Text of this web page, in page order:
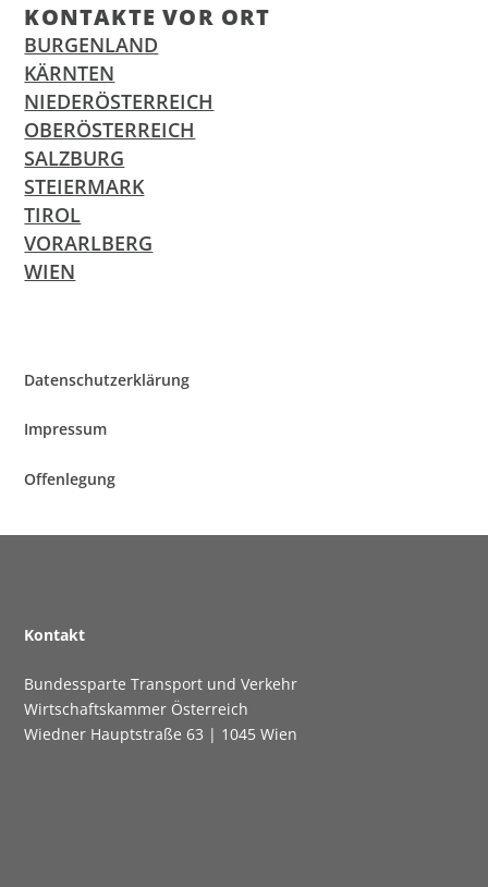
KON­TAK­TE VOR ORT
BURGENLAND
KÄRNTEN
NIEDERÖSTERREICH
OBERÖSTERREICH
SALZBURG
STEIERMARK
TIROL
VORARLBERG
WIEN
Daten­schutz­er­klä­rung
Impres­sum
Offen­le­gung
Kon­takt
Bun­des­spar­te Trans­port und Verkehr
Wirt­schafts­kam­mer Österreich
Wied­ner Haupt­stra­ße 63 | 1045 Wien